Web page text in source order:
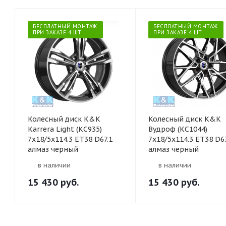
БЕСПЛАТНЫЙ МОНТАЖ
ПРИ ЗАКАЗЕ 4 ШТ
Колесный диск K&K
Karrera Light (КС935)
7x18/5x114.3 ET38 D67.1
алмаз черный
в наличии
15 430 руб.
БЕСПЛАТНЫЙ МОНТАЖ
ПРИ ЗАКАЗЕ 4 ШТ
Колесный диск K&K
Вудроф (КС1044)
7x18/5x114.3 ET38
алмаз черный
в наличии
15 430 руб.